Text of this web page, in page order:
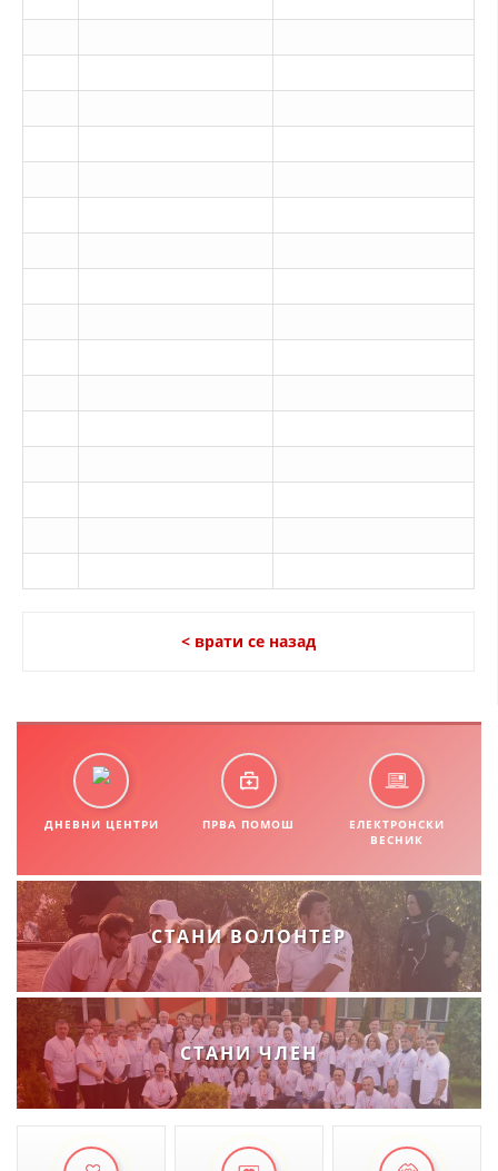
< врати се назад
ДНЕВНИ ЦЕНТРИ ПРВА ПОМОШ
ЕЛЕКТРОНСКИ
ВЕСНИК
СТАНИ ВОЛОНТЕР
СТАНИ ЧЛЕН